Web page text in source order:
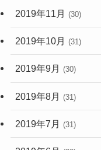
2019年11月 (30)
2019年10月 (31)
2019年9月 (30)
2019年8月 (31)
2019年7月 (31)